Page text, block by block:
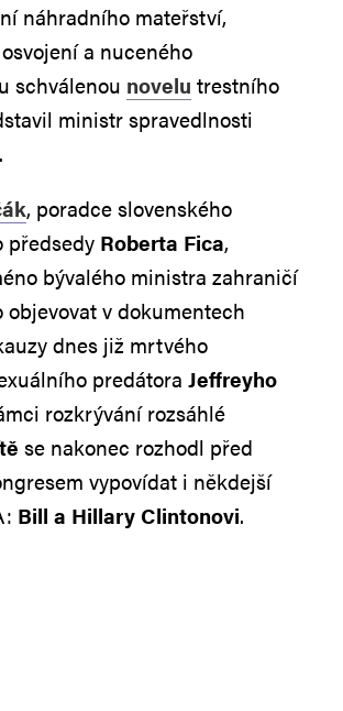
náhradního mateřství,
a nuceného
schválenou novelu trestního
ministr spravedlnosti
.
, poradce slovenského
předsedy Roberta Fica,
bývalého ministra zahraničí
objevovat v dokumentech
dnes již mrtvého
predátora Jeffreyho
rozkrývání rozsáhlé
se nakonec rozhodl před
vypovídat i někdejší
Bill a Hillary Clintonovi.